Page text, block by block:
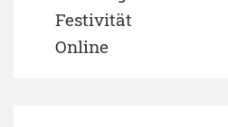
Festivität
Online